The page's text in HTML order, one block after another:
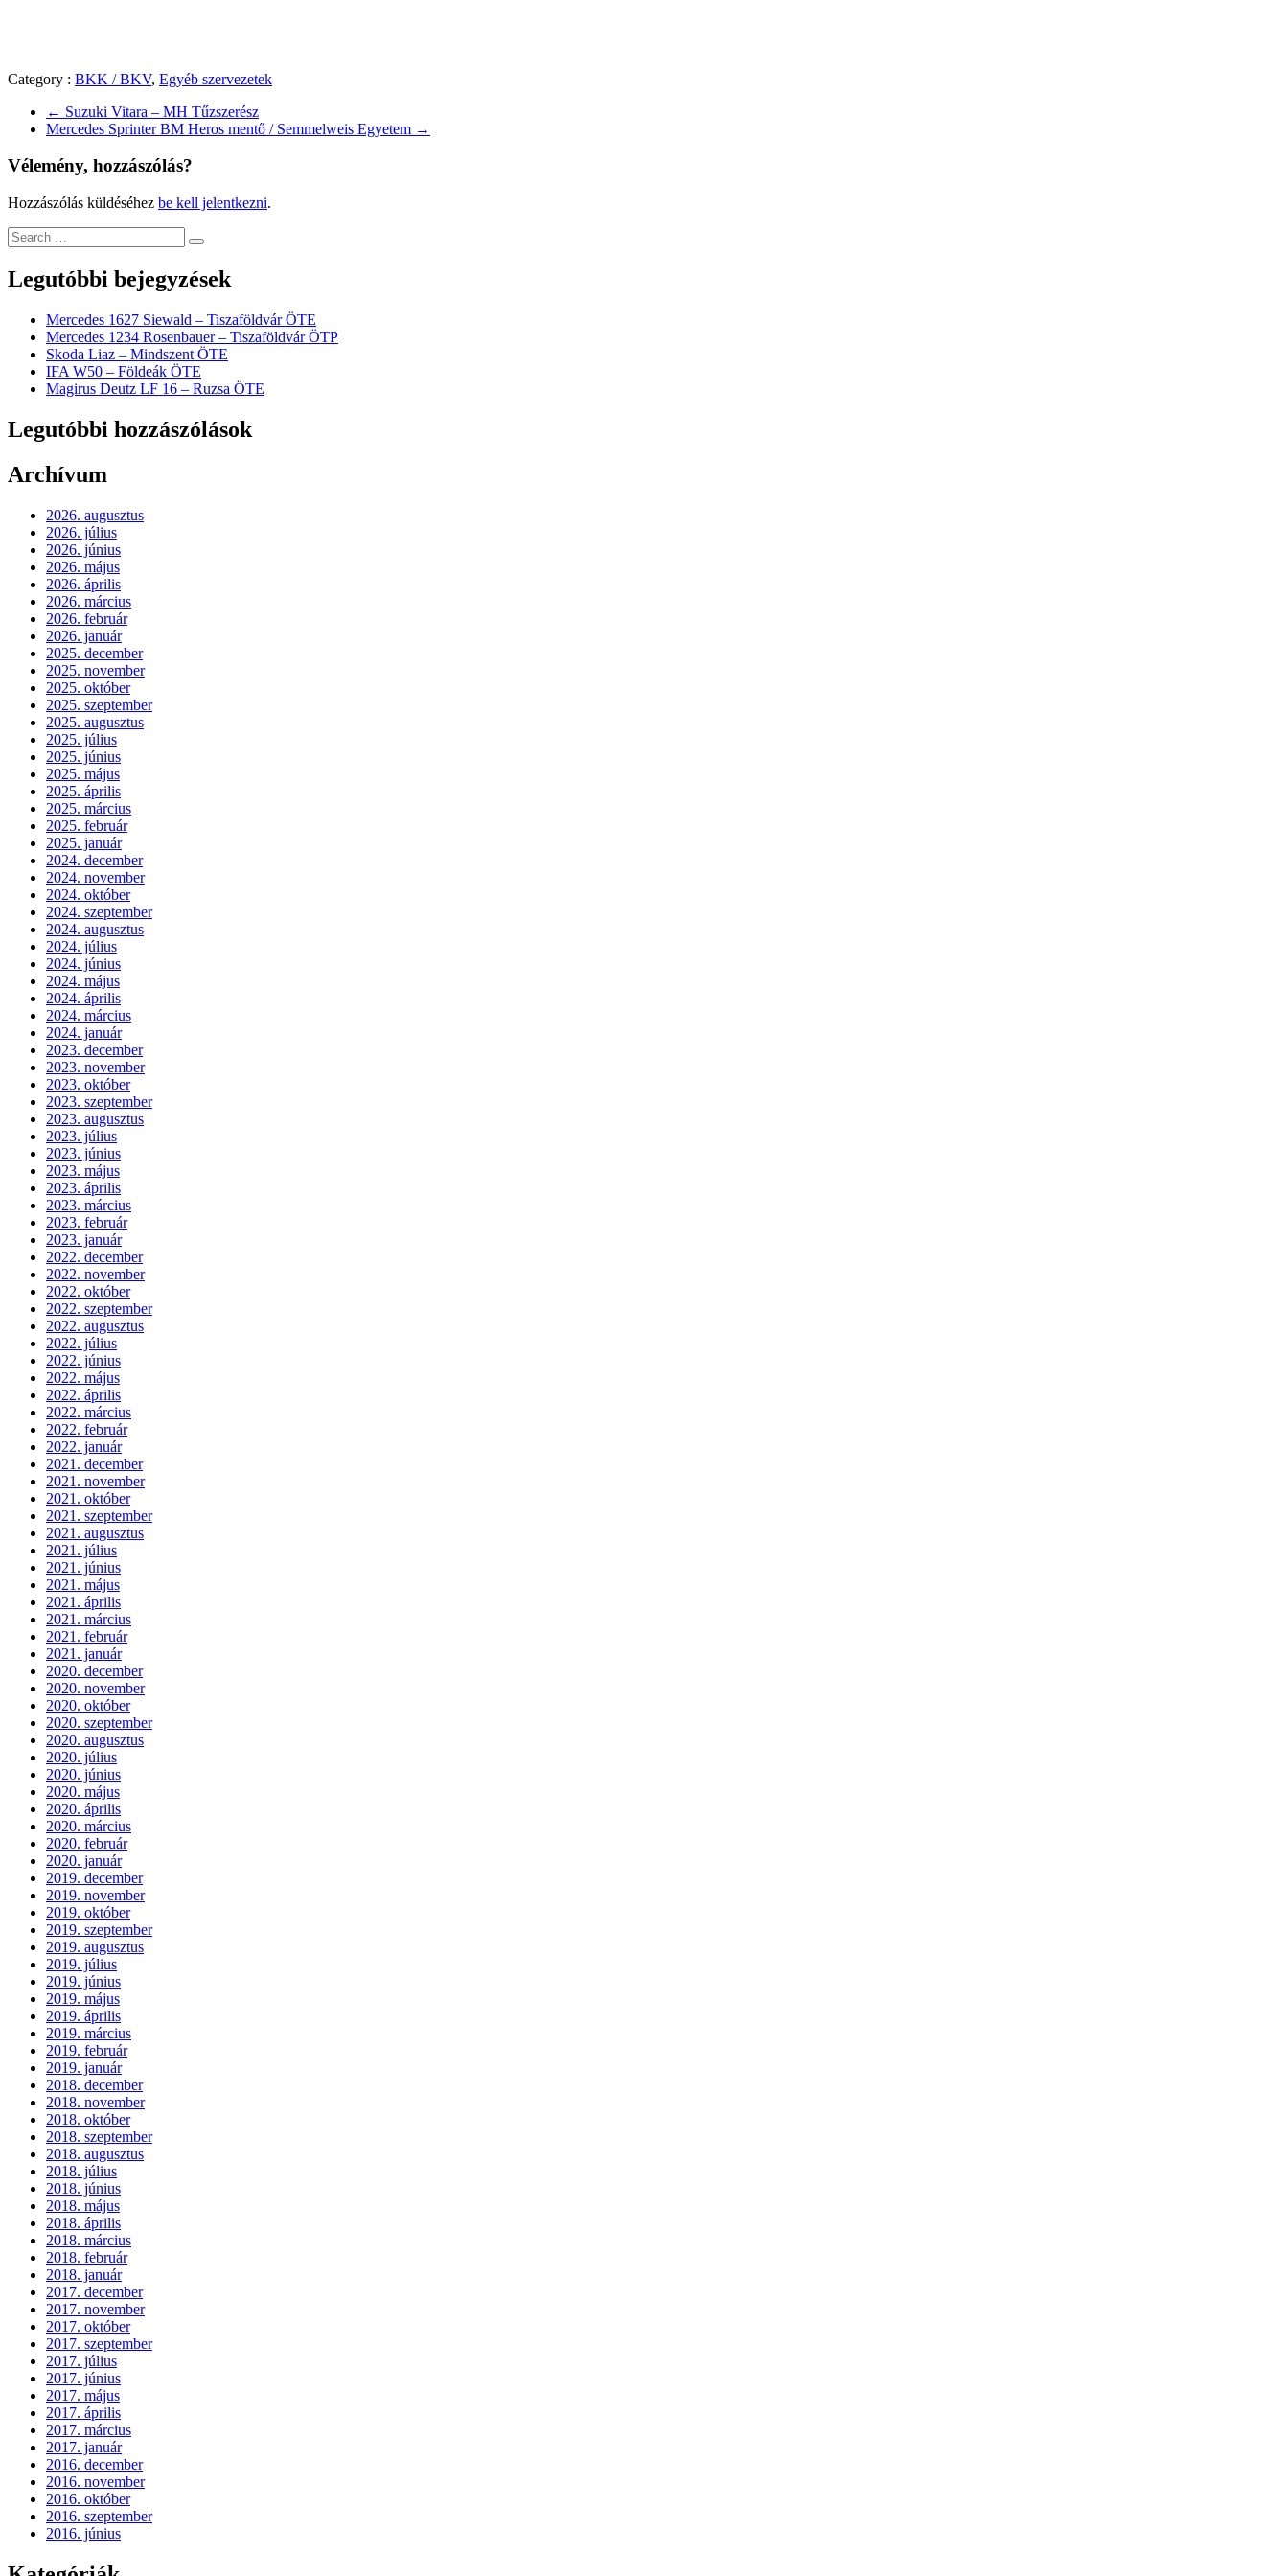
Category : BKK / BKV, Egyéb szervezetek
← Suzuki Vitara – MH Tűzszerész
Mercedes Sprinter BM Heros mentő / Semmelweis Egyetem →
Vélemény, hozzászólás?
Hozzászólás küldéséhez be kell jelentkezni.
Legutóbbi bejegyzések
Mercedes 1627 Siewald – Tiszaföldvár ÖTE
Mercedes 1234 Rosenbauer – Tiszaföldvár ÖTP
Skoda Liaz – Mindszent ÖTE
IFA W50 – Földeák ÖTE
Magirus Deutz LF 16 – Ruzsa ÖTE
Legutóbbi hozzászólások
Archívum
2026. augusztus
2026. július
2026. június
2026. május
2026. április
2026. március
2026. február
2026. január
2025. december
2025. november
2025. október
2025. szeptember
2025. augusztus
2025. július
2025. június
2025. május
2025. április
2025. március
2025. február
2025. január
2024. december
2024. november
2024. október
2024. szeptember
2024. augusztus
2024. július
2024. június
2024. május
2024. április
2024. március
2024. január
2023. december
2023. november
2023. október
2023. szeptember
2023. augusztus
2023. július
2023. június
2023. május
2023. április
2023. március
2023. február
2023. január
2022. december
2022. november
2022. október
2022. szeptember
2022. augusztus
2022. július
2022. június
2022. május
2022. április
2022. március
2022. február
2022. január
2021. december
2021. november
2021. október
2021. szeptember
2021. augusztus
2021. július
2021. június
2021. május
2021. április
2021. március
2021. február
2021. január
2020. december
2020. november
2020. október
2020. szeptember
2020. augusztus
2020. július
2020. június
2020. május
2020. április
2020. március
2020. február
2020. január
2019. december
2019. november
2019. október
2019. szeptember
2019. augusztus
2019. július
2019. június
2019. május
2019. április
2019. március
2019. február
2019. január
2018. december
2018. november
2018. október
2018. szeptember
2018. augusztus
2018. július
2018. június
2018. május
2018. április
2018. március
2018. február
2018. január
2017. december
2017. november
2017. október
2017. szeptember
2017. július
2017. június
2017. május
2017. április
2017. március
2017. január
2016. december
2016. november
2016. október
2016. szeptember
2016. június